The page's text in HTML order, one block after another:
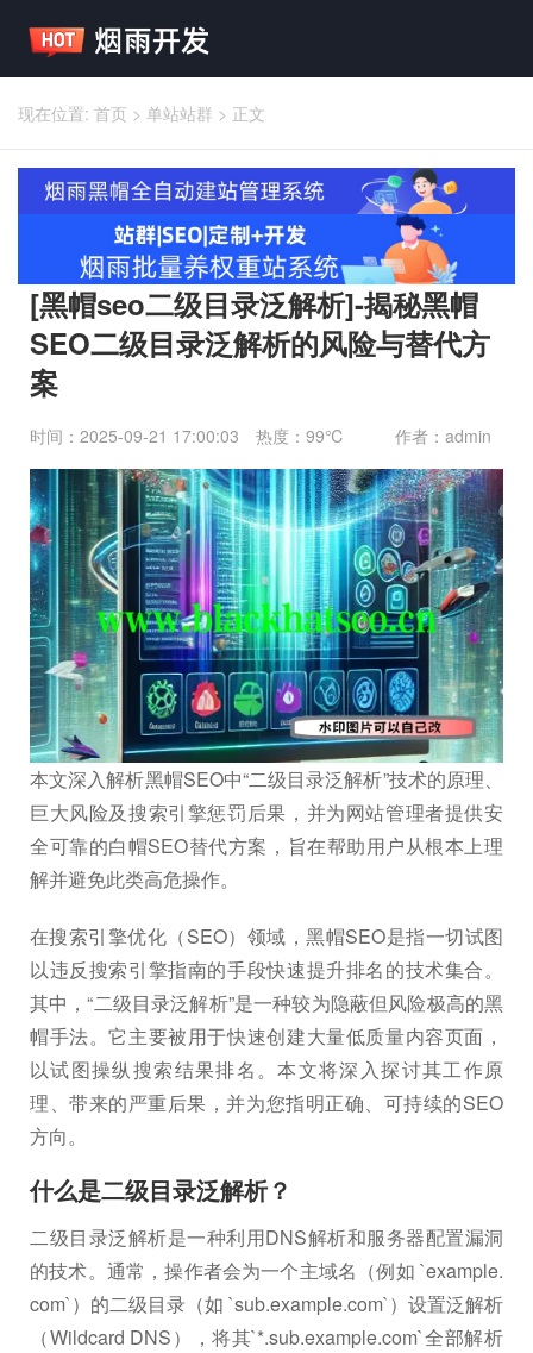
现在位置: 首页 > 单站站群 > 正文
[黑帽seo二级目录泛解析]-揭秘黑帽
SEO二级目录泛解析的风险与替代方
案
时间：2025-09-21 17:00:03 作者：admin
热度：99℃
本文深入解析黑帽SEO中“二级目录泛解析”技术的原理、
巨大风险及搜索引擎惩罚后果，并为网站管理者提供安
全可靠的白帽SEO替代方案，旨在帮助用户从根本上理
解并避免此类高危操作。
在搜索引擎优化（SEO）领域，黑帽SEO是指一切试图
以违反搜索引擎指南的手段快速提升排名的技术集合。
其中，“二级目录泛解析”是一种较为隐蔽但风险极高的黑
帽手法。它主要被用于快速创建大量低质量内容页面，
以试图操纵搜索结果排名。本文将深入探讨其工作原
理、带来的严重后果，并为您指明正确、可持续的SEO
方向。
什么是二级目录泛解析？
二级目录泛解析是一种利用DNS解析和服务器配置漏洞
的技术。通常，操作者会为一个主域名（例如 `example.
com`）的二级目录（如 `sub.example.com`）设置泛解析
（Wildcard DNS），将其`*.sub.example.com`全部解析